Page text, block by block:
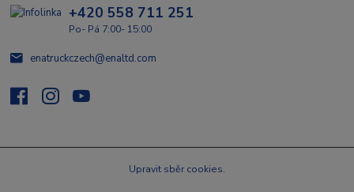
+420 558 711 251
Po- Pá 7:00- 15:00
enatruckczech@enaltd.com
Upravit sběr cookies.